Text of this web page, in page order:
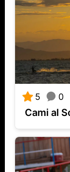
5 0
Cami al